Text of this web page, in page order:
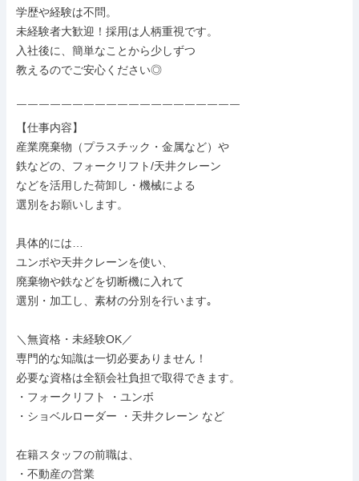
学歴や経験は不問。
未経験者大歓迎！採用は人柄重視です。
入社後に、簡単なことから少しずつ
教えるのでご安心ください◎
￣￣￣￣￣￣￣￣￣￣￣￣￣￣￣￣￣￣￣￣
【仕事内容】
産業廃棄物（プラスチック・金属など）や
鉄などの、フォークリフト/天井クレーン
などを活用した荷卸し・機械による
選別をお願いします。
具体的には…
ユンボや天井クレーンを使い、
廃棄物や鉄などを切断機に入れて
選別・加工し、素材の分別を行います｡
＼無資格・未経験OK／
専門的な知識は一切必要ありません！
必要な資格は全額会社負担で取得できます。
・フォークリフト ・ユンボ
・ショベルローダー ・天井クレーン など
在籍スタッフの前職は、
・不動産の営業